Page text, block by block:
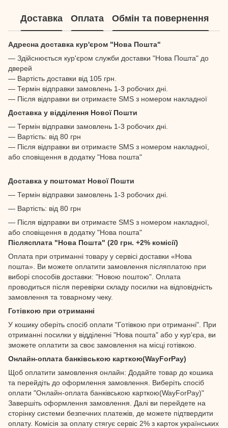
Доставка Оплата Обмін та повернення
Адресна доставка кур'єром "Нова Пошта"
— Здійснюється кур'єром служби доставки "Нова Пошта" до
дверей
— Вартість доставки від 105 грн.
— Термін відправки замовлень 1-3 робочих дні.
— Після відправки ви отримаєте SMS з номером накладної
Доставка у відділення Нової Пошти
— Термін відправки замовлень 1-3 робочих дні.
— Вартість: від 80 грн
— Після відправки ви отримаєте SMS з номером накладної,
або сповіщення в додатку "Нова пошта"
Доставка у поштомат Нової Пошти
— Термін відправки замовлень 1-3 робочих дні.
— Вартість: від 80 грн
— Після відправки ви отримаєте SMS з номером накладної,
або сповіщення в додатку "Нова пошта"
Післясплата "Нова Пошта" (20 грн. +2% комісії)
Оплата при отриманні товару у сервісі доставки «Нова
пошта». Ви можете оплатити замовлення післяплатою при
виборі способів доставки: "Новою поштою". Оплата
проводиться після перевірки складу посилки на відповідність
замовлення та товарному чеку.
Готівкою при отриманні
У кошику оберіть спосіб оплати "Готівкою при отриманні". При
отриманні посилки у відділенні "Нова пошта" або у кур'єра, ви
зможете оплатити за своє замовлення на місці готівкою.
Онлайн-оплата банківською карткою(WayForPay)
Щоб оплатити замовлення онлайн: Додайте товар до кошика
та перейдіть до оформлення замовлення. Виберіть спосіб
оплати "Онлайн-оплата банківською карткою(WayForPay)"
Завершіть оформлення замовлення. Далі ви перейдете на
сторінку системи безпечних платежів, де можете підтвердити
оплату. Комісія за оплату стягує сервіс 2% з карток українських